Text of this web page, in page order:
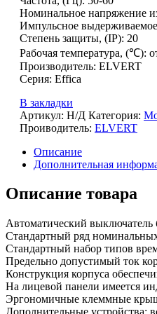
Номинальное напряжение
Импульсное
Степень защиты, (IP): 20
Рабочая температура, (℃):
Производитель: ELVERT
Серия: Effica
В закладки
Артикул: Н/Д Категория:
Проиводитель: ELVERT
Описание
Дополнительная
Описание товара
Автоматический выключатель
Стандартный ряд
Стандартный набор типов
Предельно допустимый ток
Конструкция корпуса
На лицевой панели имеется
Эргономичные клеммные